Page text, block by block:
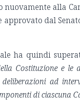
nuovamente alla
dal
ha quindi
Costituzione e
deliberazioni ad
di ciascuna